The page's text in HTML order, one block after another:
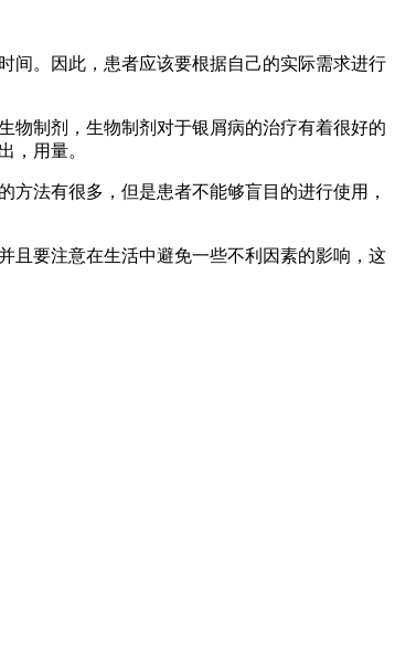
间。因此，患者应该要根据自己的实际需求进行
物制剂，生物制剂对于银屑病的治疗有着很好的
，用量。
法有很多，但是患者不能够盲目的进行使用，
且要注意在生活中避免一些不利因素的影响，这